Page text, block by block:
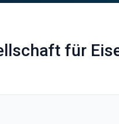
für